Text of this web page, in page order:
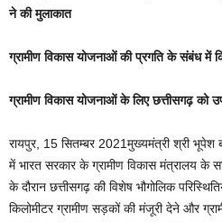
ने की मुलाकात
ग्रामीण विकास योजनाओं की प्रगति के संबंध में
ग्रामीण विकास योजनाओं के लिए छत्तीसगढ़
रायपुर, 15 सितम्बर 2021मुख्यमंत्री श्री
में भारत सरकार के ग्रामीण विकास मंत्रालय के
के दौरान छत्तीसगढ़ की विशेष भौगोलिक
किलोमीटर ग्रामीण सड़कों की मंजूरी देने और